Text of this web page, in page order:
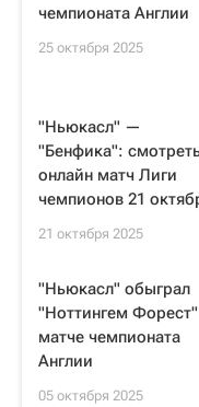
чемпионата Англии
25 октября 2025
"Ньюкасл" —
"Бенфика":
онлайн матч Лиги
чемпионов 21
21 октября 2025
"Ньюкасл" обыграл
"Ноттингем
матче чемпионата
Англии
05 октября 2025